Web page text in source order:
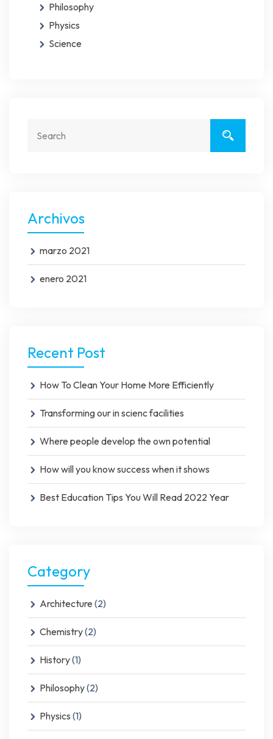
Philosophy
Physics
Science
Archivos
marzo 2021
enero 2021
Recent Post
How To Clean Your Home More Efficiently
Transforming our in scienc facilities
Where people develop the own potential
How will you know success when it shows
Best Education Tips You Will Read 2022 Year
Category
Architecture (2)
Chemistry(2)
History(1)
Philosophy(2)
Physics (1)